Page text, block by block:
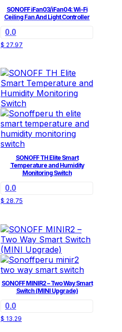
SONOFF iFan03/iFan04: Wi-Fi
Ceiling Fan And Light Controller
0.0
$ 27.97
SONOFF TH Elite Smart
Temperature and Humidity
Monitoring Switch
0.0
$ 28.75
SONOFF MINIR2 – Two Way Smart
Switch (MINI Upgrade)
0.0
$ 13.29